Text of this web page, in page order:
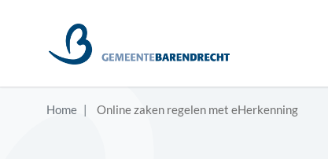
Home Online zaken regelen met eHerkenning